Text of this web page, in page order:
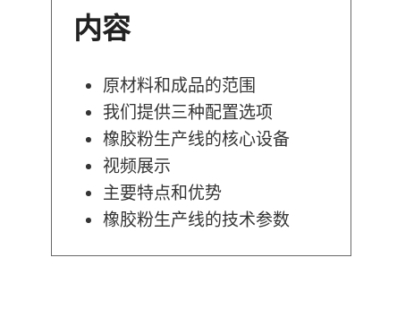
内容
原材料和成品的范围
我们提供三种配置选项
橡胶粉生产线的核心设备
视频展示
主要特点和优势
橡胶粉生产线的技术参数